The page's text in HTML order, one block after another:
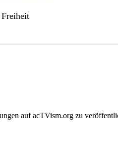
auf acTVism.org zu